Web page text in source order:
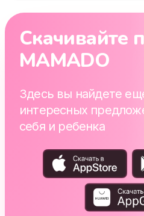
Скачивайте
MAMADO
Здесь вы найдете
интересных
себя и ребенка